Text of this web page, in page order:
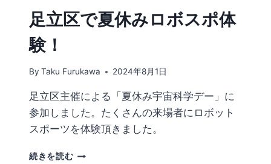
足立区で夏休みロボスポ体
験！
By Taku Furukawa 2024年8月1日
足立区主催による「夏休み宇宙科学デー」に
参加しました。たくさんの来場者にロボット
スポーツを体験頂きました。
続きを読む